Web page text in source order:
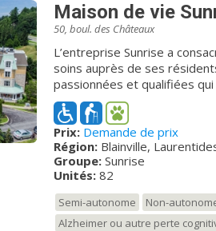
Maison de vie
50, boul. des Châteaux
L’entreprise Sunrise a
soins auprès de ses
passionnées et qualifiées
et à répondre à leurs
la maison. Pionnier dans le service de soins haut de gamme à
Blainville, au nord de
résidents et résidentes une
tout le confort ainsi qu’une
maison. Sunrise de Fontainebleau est le choix par excellence parmi les
résidences semi-autonomes
invitante, font parti de
Prix: Demande de prix
Région: Blainville,
Groupe: Sunrise
Unités:82
Semi-autonome Non-
Alzheimer ou autre perte